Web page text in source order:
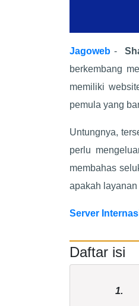
Jagoweb -
berkembang
memiliki
pemula yang
Untungnya,
perlu
membahas
apakah
Server
Daftar isi
1.